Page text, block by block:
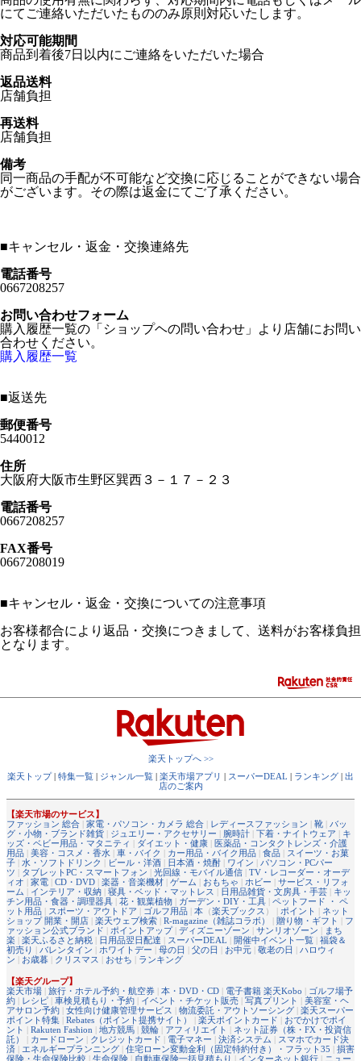
にてご連絡いただいたもののみ原則対応いたします。
対応可能期間
商品到着後7日以内にご連絡をいただいた場合
返品送料
店舗負担
再送料
店舗負担
備考
同一商品の手配が不可能など交換に応じることができない場合
がございます。その際は返金にてご了承ください。
■キャンセル・返金・交換連絡先
電話番号
0667208257
お問い合わせフォーム
購入履歴一覧の「ショップヘの問い合わせ」より店舗にお問い
合わせください。
購入履歴一覧
■返送先
郵便番号
5440012
住所
大阪府大阪市生野区巽西３－１７－２３
電話番号
0667208257
FAX番号
0667208019
■キャンセル・返金・交換についての注意事項
お客様都合により返品・交換につきまして、送料がお客様負担
となります。
楽天トップへ >>
楽天トップ| 特集一覧 | ジャンル一覧 | 楽天市場アプリ | スーパーDEAL | ランキング | 出
店のご案内
【楽天市場のサービス】
ファッション 総合 | 家電・パソコン・カメラ 総合 | レディースファッション | 靴 | バッ
グ・小物・ブランド雑貨 | ジュエリー・アクセサリー | 腕時計 | 下着・ナイトウェア | キ
ッズ・ベビー用品・マタニティ | ダイエット・健康 | 医薬品・コンタクトレンズ・介護
用品 | 美容・コスメ・香水 | 車・バイク | カー用品・バイク用品 | 食品 | スイーツ・お菓
子 | 水・ソフトドリンク | ビール・洋酒 | 日本酒・焼酎 | ワイン | パソコン・PCパー
ツ | タブレットPC・スマートフォン | 光回線・モバイル通信 | TV・レコーダー・オーデ
ィオ | 家電 | CD・DVD | 楽器・音楽機材 | ゲーム | おもちゃ | ホビー | サービス・リフォ
ーム | インテリア・収納 | 寝具・ベッド・マットレス | 日用品雑貨・文房具・手芸 | キッ
チン用品・食器・調理器具 | 花・観葉植物 | ガーデン・DIY・工具 | ペットフード ・ ペ
ット用品 | スポーツ・アウトドア | ゴルフ用品 | 本 （楽天ブックス ） | ポイント | ネット
ショップ 開業・開店 | 楽天ウェブ検索 | R-magazine（雑誌コラボ） | 贈り物・ギフト | フ
ァッション公式ブランド | ポイントアップ| ディズニーゾーン | サンリオゾーン | まち
楽 | 楽天ふるさと納税 | 日用品翌日配達 | スーパーDEAL | 開催中イベント一覧 | 福袋＆
初売り | バレンタイン | ホワイトデー | 母の日 | 父の日 | お中元 | 敬老の日 | ハロウィ
ン | お歳暮 | クリスマス | おせち | ランキング
【楽天グループ】
楽天市場 | 旅行・ホテル予約・航空券 | 本・DVD・CD | 電子書籍 楽天Kobo | ゴルフ場予
約 | レシピ | 車検見積もり・予約 | イベント・チケット販売 | 写真プリント | 美容室・ヘ
アサロン予約 | 女性向け健康管理サービス | 物流委託・アウトソーシング | 楽天スーパー
ポイント特集 | Rebates（ポイント提携サイト） | 楽天ポイントカード | おでかけでポイ
ント | Rakuten Fashion | 地方競馬 | 競輪 | アフィリエイト | ネット証券（株・FX・投資信
託）
| カードローン | クレジットカード | 電子マネー | 決済システム | スマホでカード決
済 | エネルギープランニング | 住宅ローン変動金利（固定特約付き）・フラット35 | 損害
保険・生命保険比較 | 生命保険 | 自動車保険一括見積もり | インターネット銀行 | ニュー